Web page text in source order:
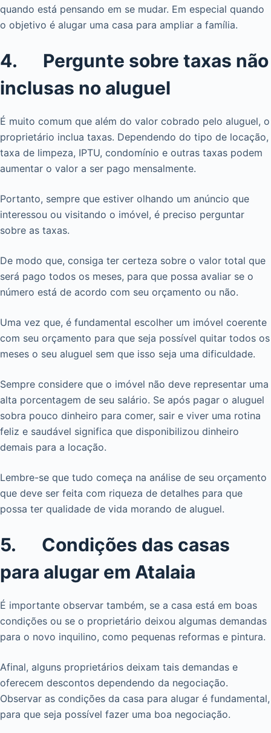
quando está pensando em se mudar. Em especial quando
o objetivo é alugar uma casa para ampliar a família.
4. Pergunte sobre taxas não
inclusas no aluguel
É muito comum que além do valor cobrado pelo aluguel, o
proprietário inclua taxas. Dependendo do tipo de locação,
taxa de limpeza, IPTU, condomínio e outras taxas podem
aumentar o valor a ser pago mensalmente.
Portanto, sempre que estiver olhando um anúncio que
interessou ou visitando o imóvel, é preciso perguntar
sobre as taxas.
De modo que, consiga ter certeza sobre o valor total que
será pago todos os meses, para que possa avaliar se o
número está de acordo com seu orçamento ou não.
Uma vez que, é fundamental escolher um imóvel coerente
com seu orçamento para que seja possível quitar todos os
meses o seu aluguel sem que isso seja uma dificuldade.
Sempre considere que o imóvel não deve representar uma
alta porcentagem de seu salário. Se após pagar o aluguel
sobra pouco dinheiro para comer, sair e viver uma rotina
feliz e saudável significa que disponibilizou dinheiro
demais para a locação.
Lembre-se que tudo começa na análise de seu orçamento
que deve ser feita com riqueza de detalhes para que
possa ter qualidade de vida morando de aluguel.
5. Condições das casas
para alugar em Atalaia
É importante observar também, se a casa está em boas
condições ou se o proprietário deixou algumas demandas
para o novo inquilino, como pequenas reformas e pintura.
Afinal, alguns proprietários deixam tais demandas e
oferecem descontos dependendo da negociação.
Observar as condições da casa para alugar é fundamental,
para que seja possível fazer uma boa negociação.